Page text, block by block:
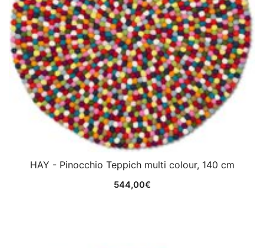
HAY - Pinocchio Teppich multi colour, 140 cm
544,00€